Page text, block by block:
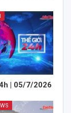
| 05/7/2026